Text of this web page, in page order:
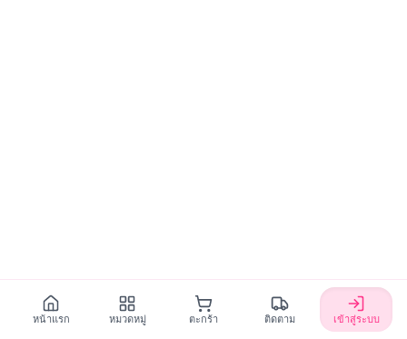
หน้าแรก หมวดหมู่ ตะกร้า ติดตาม เข้าสู่ระบบ